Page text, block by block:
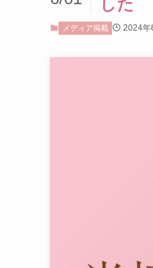
した
メディア掲載 2024年